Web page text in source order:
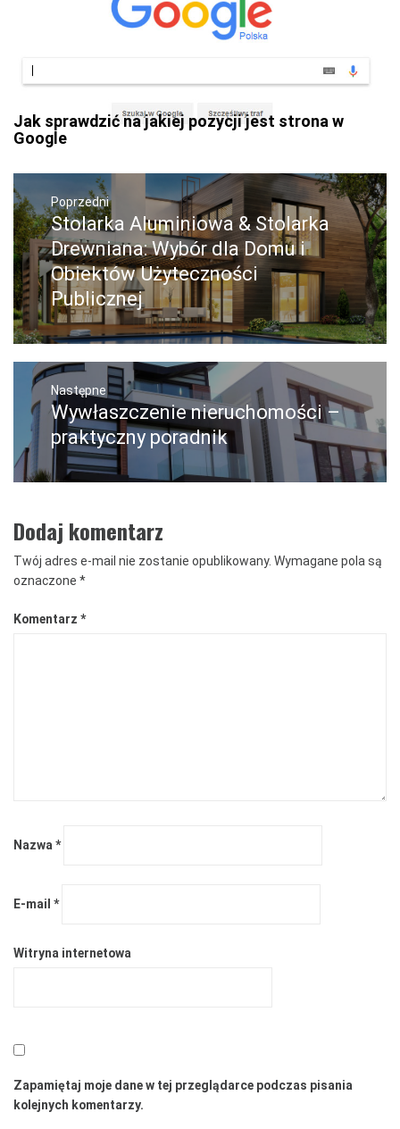
Jak sprawdzić na jakiej pozycji jest strona w
Google
Nawigacja
wpisuPoprzedni
Poprzedni
wpis:
Stolarka Aluminiowa & Stolarka
Drewniana: Wybór dla Domu i
Obiektów Użyteczności
Publicznej
Następne
Następny
post:
Wywłaszczenie nieruchomości –
praktyczny poradnik
Dodaj komentarz
Twój adres e-mail nie zostanie opublikowany. Wymagane pola są
oznaczone *
Komentarz *
Nazwa *
E-mail *
Witryna internetowa
Zapamiętaj moje dane w tej przeglądarce podczas pisania
kolejnych komentarzy.